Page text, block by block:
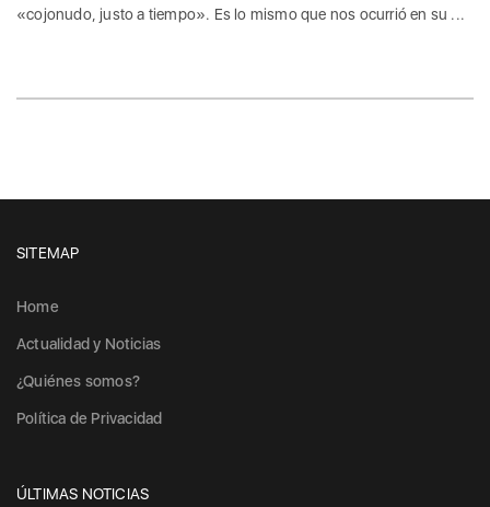
«cojonudo, justo a tiempo». Es lo mismo que nos ocurrió en su ...
SITEMAP
Home
Actualidad y Noticias
¿Quiénes somos?
Política de Privacidad
ÚLTIMAS NOTICIAS